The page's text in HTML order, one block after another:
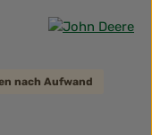
5 Sternen
nach Aufwand